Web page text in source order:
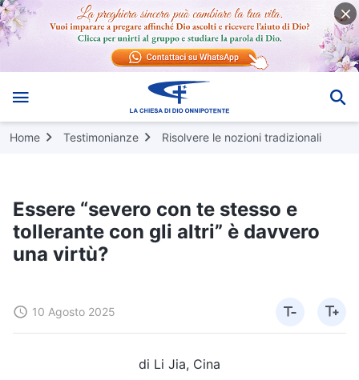
Home Testimonianze Risolvere le nozioni tradizionali
Essere “severo con te stesso e
tollerante con gli altri” è davvero
una virtù?
10 Agosto 2025
di Li Jia, Cina